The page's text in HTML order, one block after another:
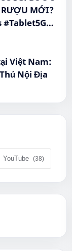
RƯỢU MỚI?
#Tablet5G
Việt Nam:
Nội Địa
YouTube